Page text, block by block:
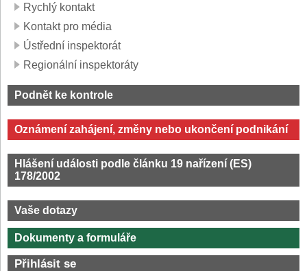
Rychlý kontakt
Kontakt pro média
Ústřední inspektorát
Regionální inspektoráty
Podnět ke kontrole
Oznámení zahájení, změny nebo ukončení podnikání
Hlášení události podle článku 19 nařízení (ES)
178/2002
Vaše dotazy
Dokumenty a formuláře
Přihlásit se